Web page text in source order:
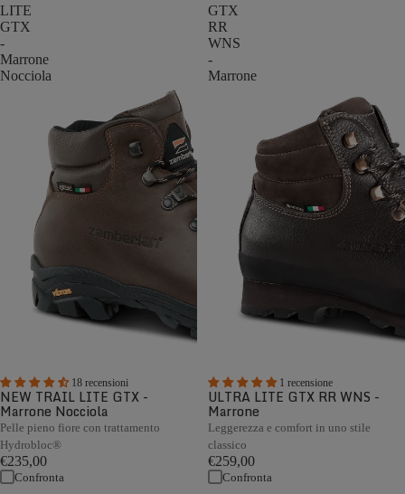
LITE
GTX
-
Marrone
Nocciola
18 recensioni
NEW TRAIL LITE GTX -
Marrone Nocciola
Pelle pieno fiore con trattamento
Hydrobloc®
€235,00
Confronta
GTX
RR
WNS
-
Marrone
1 recensione
ULTRA LITE GTX RR WNS -
Marrone
Leggerezza e comfort in uno stile
classico
€259,00
Confronta